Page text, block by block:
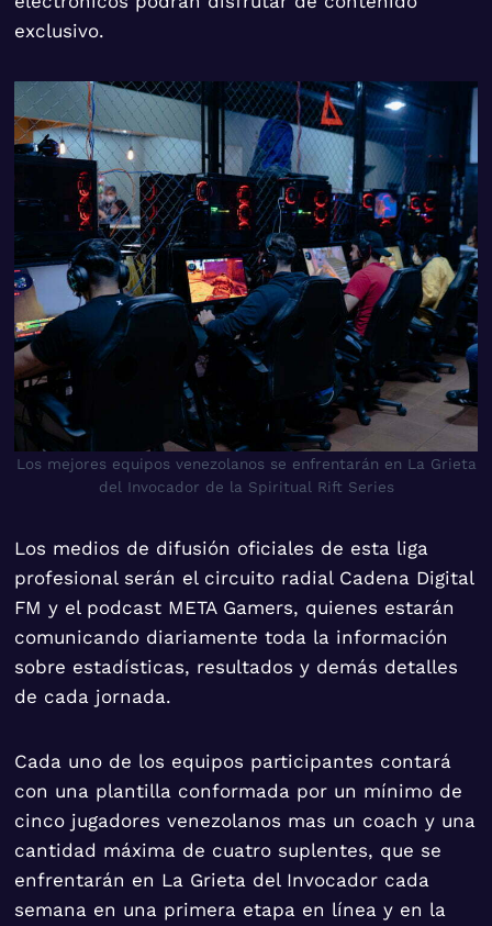
exclusivo.
Los mejores equipos venezolanos se enfrentarán en La Grieta
del Invocador de la Spiritual Rift Series
Los medios de difusión oficiales de esta liga
profesional serán el circuito radial Cadena Digital
FM y el podcast META Gamers, quienes estarán
comunicando diariamente toda la información
sobre estadísticas, resultados y demás detalles
de cada jornada.
Cada uno de los equipos participantes contará
con una plantilla conformada por un mínimo de
cinco jugadores venezolanos mas un coach y una
cantidad máxima de cuatro suplentes, que se
enfrentarán en La Grieta del Invocador cada
semana en una primera etapa en línea y en la